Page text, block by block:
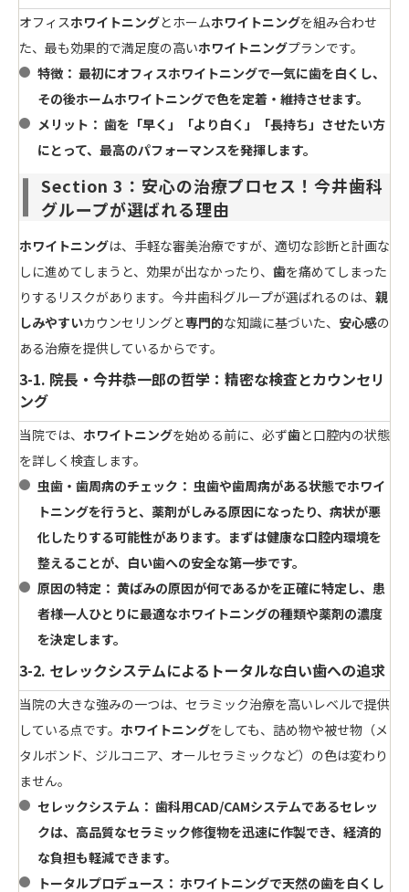
オフィスホワイトニングとホームホワイトニングを組み合わせ
た、最も効果的で満足度の高いホワイトニングプランです。
特徴： 最初にオフィスホワイトニングで一気に歯を白くし、
その後ホームホワイトニングで色を定着・維持させます。
メリット： 歯を「早く」「より白く」「長持ち」させたい方
にとって、最高のパフォーマンスを発揮します。
Section 3：安心の治療プロセス！今井歯科
グループが選ばれる理由
ホワイトニングは、手軽な審美治療ですが、適切な診断と計画な
しに進めてしまうと、効果が出なかったり、 歯を痛めてしまった
りするリスクがあります。今井歯科グループが選ばれるのは、 親
しみやすいカウンセリングと専門的な知識に基づいた、 安心感の
ある治療を提供しているからです。
3-1. 院長・今井恭一郎の哲学：精密な検査とカウンセリ
ング
当院では、 ホワイトニングを始める前に、必ず歯と口腔内の状態
を詳しく検査します。
虫歯・歯周病のチェック： 虫歯や歯周病がある状態でホワイ
トニングを行うと、薬剤がしみる原因になったり、病状が悪
化したりする可能性があります。まずは健康な口腔内環境を
整えることが、 白い歯への安全な第一歩です。
原因の特定： 黄ばみの原因が何であるかを正確に特定し、患
者様一人ひとりに最適なホワイトニングの種類や薬剤の濃度
を決定します。
3-2. セレックシステムによるトータルな白い歯への追求
当院の大きな強みの一つは、セラミック治療を高いレベルで提供
している点です。 ホワイトニングをしても、詰め物や被せ物（メ
タルボンド、ジルコニア、オールセラミックなど）の色は変わり
ません。
セレックシステム： 歯科用CAD/CAMシステムであるセレッ
クは、高品質なセラミック修復物を迅速に作製でき、経済的
な負担も軽減できます。
トータルプロデュース： ホワイトニングで天然の歯を白くし